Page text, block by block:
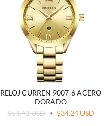
RELOJ CURREN 9007-6 ACERO
DORADO
$51.41 USD
$34.24 USD